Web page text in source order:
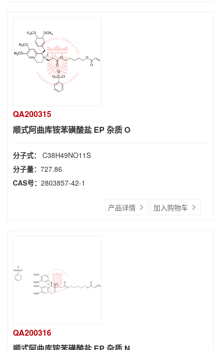
QA200315
顺式阿曲库铵苯磺酸盐 EP 杂质 O
分子式： C38H49NO11S
分子量： 727.86
CAS号： 2803857-42-1
产品详情 加入购物车
QA200316